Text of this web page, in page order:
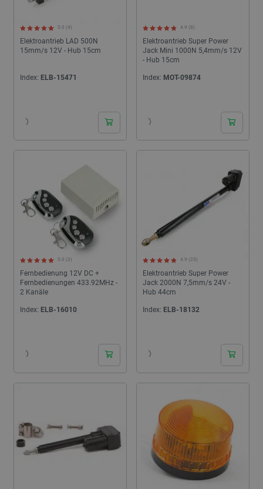
Elektroantrieb LAD 500N
15mm/s 12V - Hub 15cm
5.0 (4)
Index: ELB-15471
Elektroantrieb Super Power
Jack Mini 1000N 5,4mm/s 12V
- Hub 15cm
4.9 (8)
Index: MOT-09874
Fernbedienung 12V DC +
Fernbedienungen 433.92MHz -
2 Kanäle
5.0 (3)
Index: ELB-16010
Elektroantrieb Super Power
Jack 2000N 7,5mm/s 24V -
Hub 44cm
4.9 (25)
Index: ELB-18132